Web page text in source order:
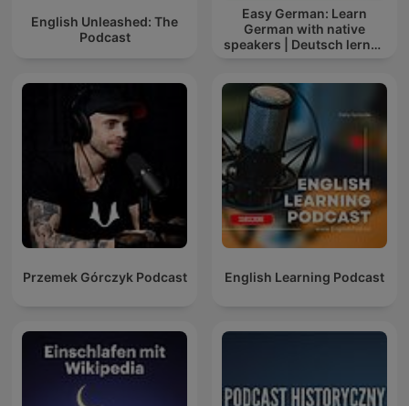
English Unleashed: The
Podcast
Easy German: Learn
German with native
speakers | Deutsch lernen
Przemek Górczyk Podcast English Learning Podcast